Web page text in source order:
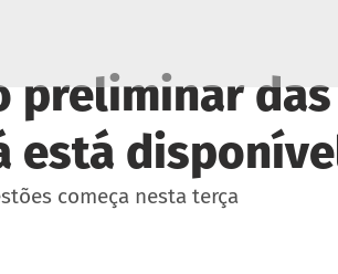
preliminar das
está
começa nesta terça